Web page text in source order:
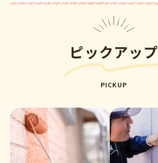
ピックアップ
PICKUP